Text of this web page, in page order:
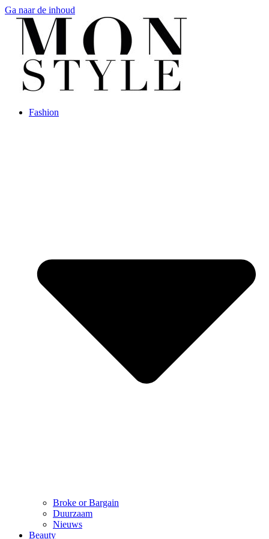
Ga naar de inhoud
Fashion
Broke or Bargain
Duurzaam
Nieuws
Beauty